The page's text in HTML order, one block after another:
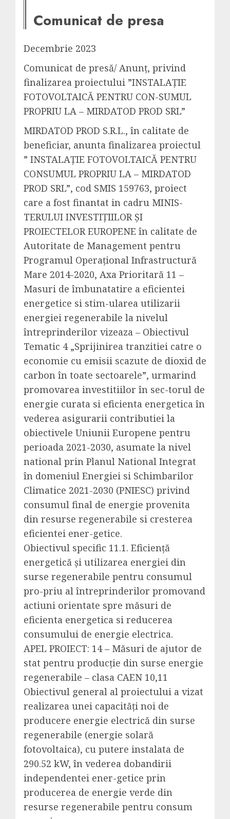
Comunicat de presa
Decembrie 2023
Comunicat de presă/ Anunţ, privind
finalizarea proiectului ”INSTALAŢIE
FOTOVOLTAICĂ PENTRU CON-SUMUL
PROPRIU LA – MIRDATOD PROD SRL”
MIRDATOD PROD S.R.L., în calitate de
beneficiar, anunta finalizarea proiectul
” INSTALAŢIE FOTOVOLTAICĂ PENTRU
CONSUMUL PROPRIU LA – MIRDATOD
PROD SRL”, cod SMIS 159763, proiect
care a fost finantat in cadru MINIS-
TERULUI INVESTIȚIILOR ȘI
PROIECTELOR EUROPENE în calitate de
Autoritate de Management pentru
Programul Operațional Infrastructură
Mare 2014-2020, Axa Prioritară 11 –
Masuri de îmbunatatire a eficientei
energetice si stim-ularea utilizarii
energiei regenerabile la nivelul
întreprinderilor vizeaza – Obiectivul
Tematic 4 „Sprijinirea tranzitiei catre o
economie cu emisii scazute de dioxid de
carbon în toate sectoarele”, urmarind
promovarea investitiilor în sec-torul de
energie curata si eficienta energetica în
vederea asigurarii contributiei la
obiectivele Uniunii Europene pentru
perioada 2021-2030, asumate la nivel
national prin Planul National Integrat
în domeniul Energiei si Schimbarilor
Climatice 2021-2030 (PNIESC) privind
consumul final de energie provenita
din resurse regenerabile si cresterea
eficientei ener-getice.
Obiectivul specific 11.1. Eficienţă
energetică şi utilizarea energiei din
surse regenerabile pentru consumul
pro-priu al întreprinderilor promovand
actiuni orientate spre măsuri de
eficienta energetica si reducerea
consumului de energie electrica.
APEL PROIECT: 14 – Măsuri de ajutor de
stat pentru producție din surse energie
regenerabile – clasa CAEN 10,11
Obiectivul general al proiectului a vizat
realizarea unei capacităţi noi de
producere energie electrică din surse
regenerabile (energie solară
fotovoltaica), cu putere instalata de
290.52 kW, în vederea dobandirii
independentei ener-getice prin
producerea de energie verde din
resurse regenerabile pentru consum